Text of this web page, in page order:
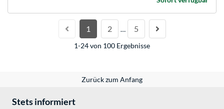
1 2 … 5
1-24 von 100 Ergebnisse
Zurück zum Anfang
Stets informiert